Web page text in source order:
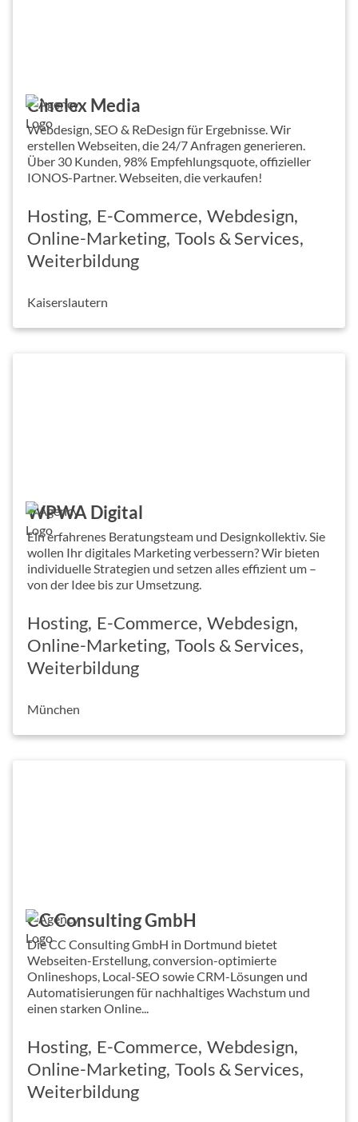
Cinelex Media
Webdesign, SEO & ReDesign für Ergebnisse. Wir
erstellen Webseiten, die 24/7 Anfragen generieren.
Über 30 Kunden, 98% Empfehlungsquote, offizieller
IONOS-Partner. Webseiten, die verkaufen!
Hosting E-Commerce Webdesign
Online-Marketing Tools & Services
Weiterbildung
Kaiserslautern
WPWA Digital
Ein erfahrenes Beratungsteam und Designkollektiv. Sie
wollen Ihr digitales Marketing verbessern? Wir bieten
individuelle Strategien und setzen alles effizient um –
von der Idee bis zur Umsetzung.
Hosting E-Commerce Webdesign
Online-Marketing Tools & Services
Weiterbildung
München
CC Consulting GmbH
Die CC Consulting GmbH in Dortmund bietet
Webseiten-Erstellung, conversion-optimierte
Onlineshops, Local-SEO sowie CRM-Lösungen und
Automatisierungen für nachhaltiges Wachstum und
einen starken Online...
Hosting E-Commerce Webdesign
Online-Marketing Tools & Services
Weiterbildung